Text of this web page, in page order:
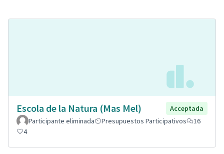
Escola de la Natura (Mas Mel)
Acceptada
Participante eliminada
Presupuestos Participativos
16
4